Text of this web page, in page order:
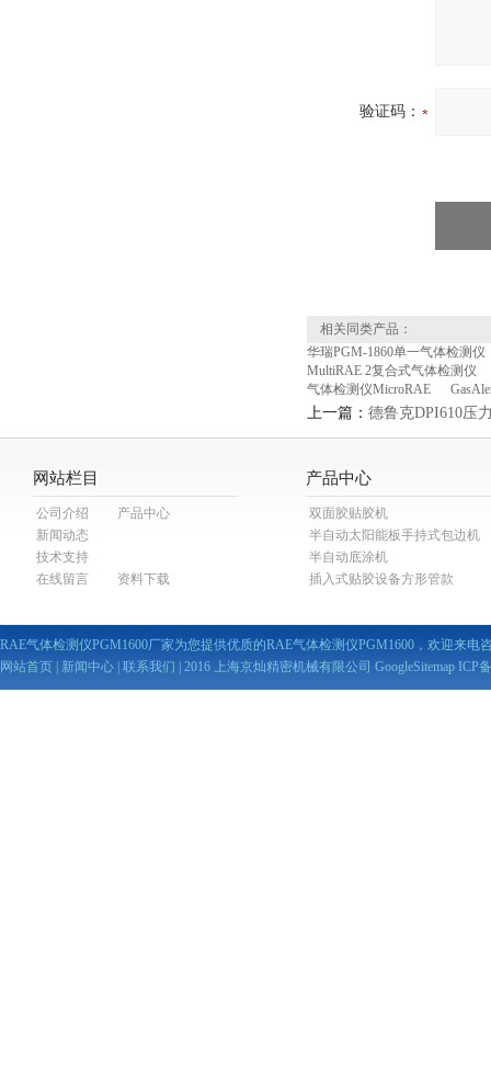
验证码：
相关同类产品：
华瑞PGM-1860单一气体检测仪
MultiRAE 2复合式气体检测仪
气体检测仪MicroRAE
上一篇： 德鲁克DPI610压
网站栏目
公司介绍
产品中心
新闻动态
技术支持
在线留言
资料下载
产品中心
双面胶贴胶机
半自动太阳能板手持式包边机
半自动底涂机
插入式贴胶设备方形管款
RAE气体检测仪PGM1600厂家为您提供优质的RAE气体检测仪PGM1600，欢迎来电
网站首页
新闻中心 联系我们 | 2016 上海京灿精密机械有限公司 GoogleSitemap ICP